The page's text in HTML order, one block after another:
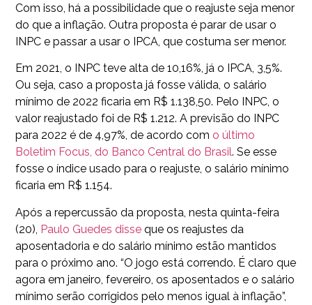
Com isso, há a possibilidade que o reajuste seja menor
do que a inflação. Outra proposta é parar de usar o
INPC e passar a usar o IPCA, que costuma ser menor.
Em 2021, o INPC teve alta de 10,16%, já o IPCA, 3,5%.
Ou seja, caso a proposta já fosse válida, o salário
mínimo de 2022 ficaria em R$ 1.138,50. Pelo INPC, o
valor reajustado foi de R$ 1.212. A previsão do INPC
para 2022 é de 4,97%, de acordo com o último
Boletim Focus, do Banco Central do Brasil. Se esse
fosse o índice usado para o reajuste, o salário mínimo
ficaria em R$ 1.154.
Após a repercussão da proposta, nesta quinta-feira
(20), Paulo Guedes disse que os reajustes da
aposentadoria e do salário mínimo estão mantidos
para o próximo ano. “O jogo está correndo. É claro que
agora em janeiro, fevereiro, os aposentados e o salário
mínimo serão corrigidos pelo menos igual à inflação”,